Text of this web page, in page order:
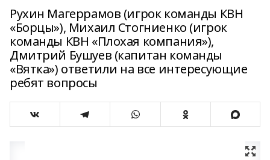
Рухин Магеррамов (игрок команды КВН
«Борцы»), Михаил Стогниенко (игрок
команды КВН «Плохая компания»),
Дмитрий Бушуев (капитан команды
«Вятка») ответили на все интересующие
ребят вопросы